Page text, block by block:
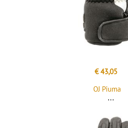
€ 43,05
OJ Piuma